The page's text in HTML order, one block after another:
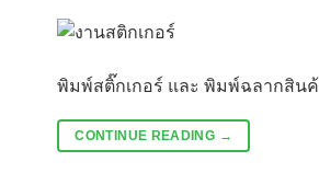
พิมพ์สติ๊กเกอร์ และ พิมพ์ฉลากสิน
CONTINUE READING →